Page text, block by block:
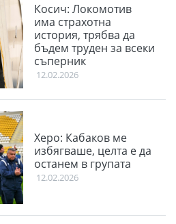
Косич: Локомотив
има страхотна
история, трябва да
бъдем труден за всеки
съперник
12.02.2026
Херо: Кабаков ме
избягваше, целта е да
останем в групата
12.02.2026